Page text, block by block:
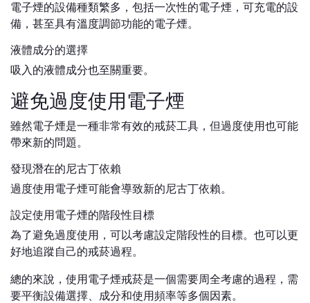
電子煙的設備種類繁多，包括一次性的電子煙，可充電的設
備，甚至具有溫度調節功能的電子煙。
液體成分的選擇
吸入的液體成分也至關重要。
避免過度使用電子煙
雖然電子煙是一種非常有效的戒菸工具，但過度使用也可能
帶來新的問題。
發現潛在的尼古丁依賴
過度使用電子煙可能會導致新的尼古丁依賴。
設定使用電子煙的階段性目標
為了避免過度使用，可以考慮設定階段性的目標。也可以更
好地追蹤自己的戒菸過程。
總的來說，使用電子煙戒菸是一個需要周全考慮的過程，需
要平衡設備選擇、成分和使用頻率等多個因素。